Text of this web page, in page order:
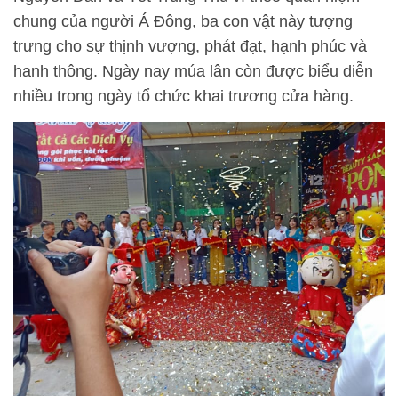
chung của người Á Đông, ba con vật này tượng
trưng cho sự thịnh vượng, phát đạt, hạnh phúc và
hanh thông. Ngày nay múa lân còn được biểu diễn
nhiều trong ngày tổ chức khai trương cửa hàng.